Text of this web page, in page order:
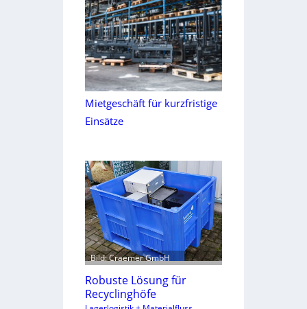
Mietgeschäft für kurzfristige
Einsätze
Bild: Craemer GmbH
Robuste Lösung für
Recyclinghöfe